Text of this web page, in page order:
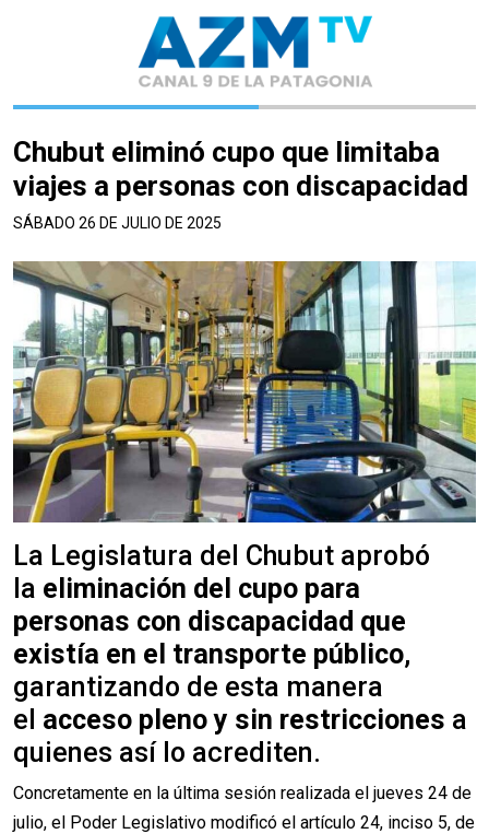
Chubut eliminó cupo que limitaba
viajes a personas con discapacidad
SÁBADO 26 DE JULIO DE 2025
La Legislatura del Chubut aprobó
la eliminación del cupo para
personas con discapacidad que
existía en el transporte público,
garantizando de esta manera
el acceso pleno y sin restricciones a
quienes así lo acrediten.
Concretamente en la última sesión realizada el jueves 24 de
julio, el Poder Legislativo modificó el artículo 24, inciso 5, de